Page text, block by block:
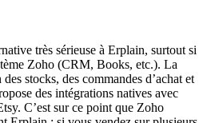
très sérieuse à Erplain, surtout si
Zoho (CRM, Books, etc.). La
stocks, des commandes d’achat et
des intégrations natives avec
C’est sur ce point que Zoho